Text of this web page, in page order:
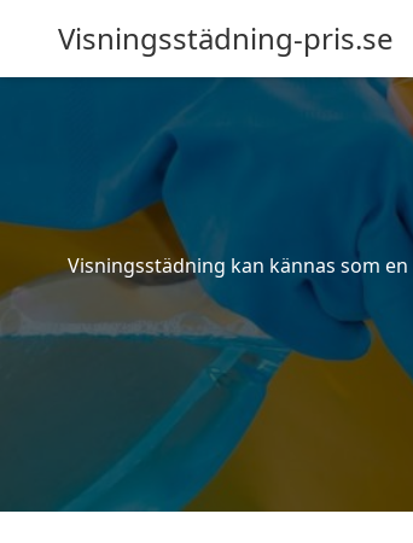
Visningsstädning-pris.se
Visningsstädning kan kännas som